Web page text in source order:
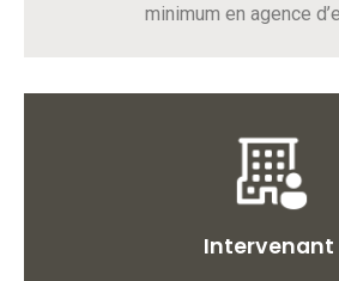
minimum en agence
Intervenant